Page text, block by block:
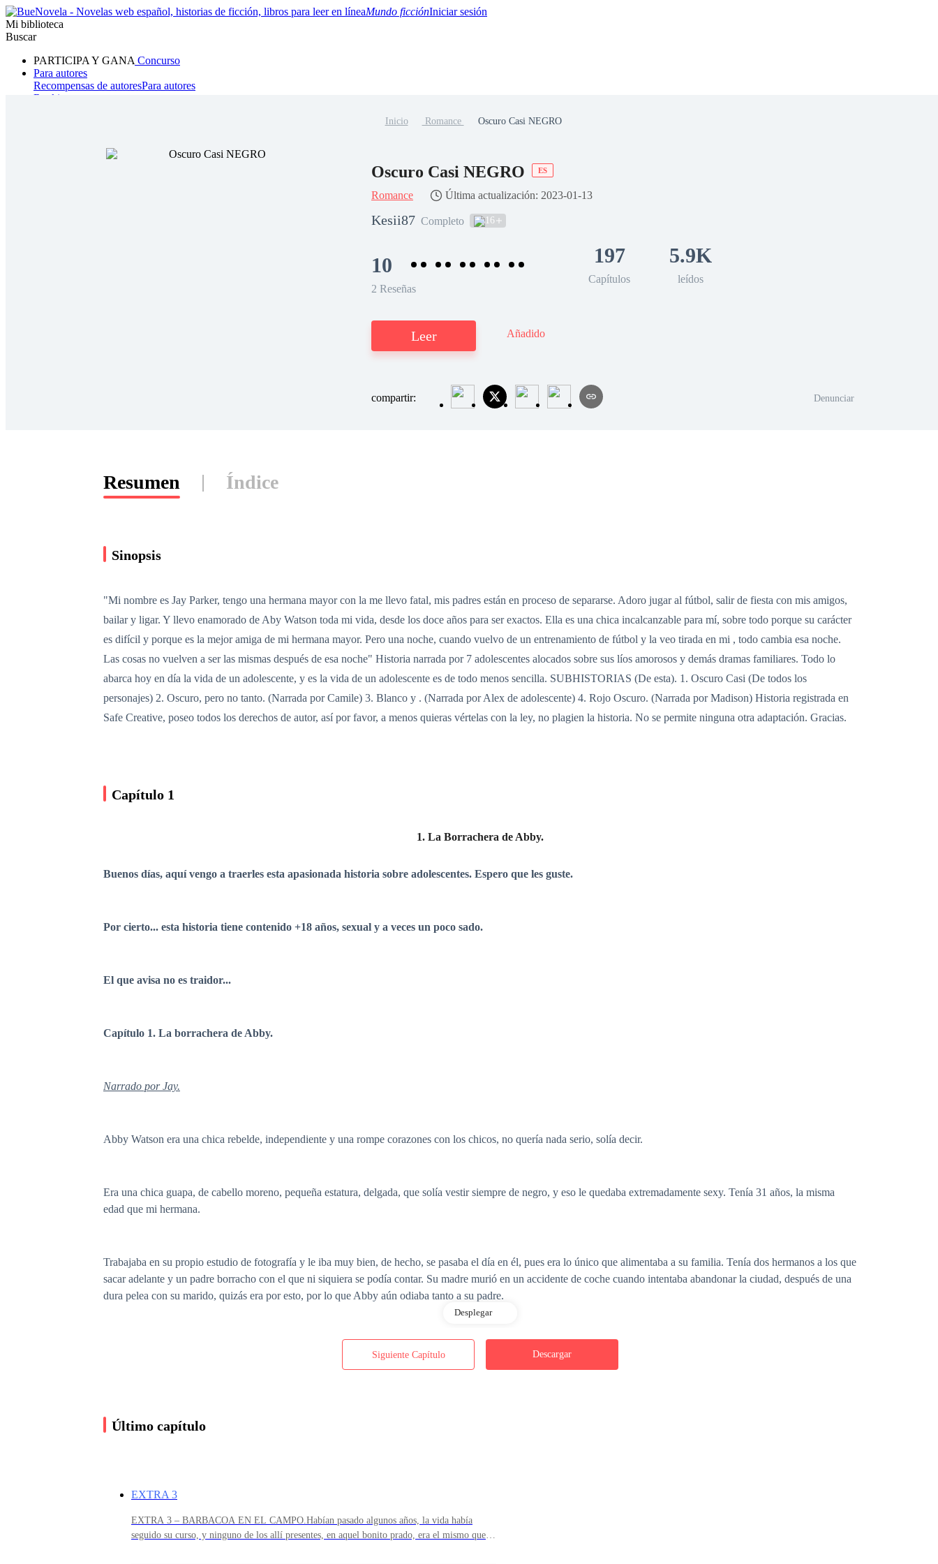
Mundo ficciónIniciar sesión
Mi biblioteca
Buscar
PARTICIPA Y GANA Concurso
Para autores
Recompensas de autoresPara autores
Ranking
Hombre lobo Mafia Sistema FantasíaUrbano
Inicio Romance Oscuro Casi NEGRO
Oscuro Casi NEGRO ES
Romance Última actualización: 2023-01-13
Kesii87 Completo 16
10
2 Reseñas
197
Capítulos
5.9K
leídos
Leer Añadido
compartir: Denunciar
Resumen Índice
Sinopsis
"Mi nombre es Jay Parker, tengo una hermana mayor con la me llevo fatal, mis padres están en proceso de separarse. Adoro jugar al fútbol, salir de fiesta con mis amigos,
bailar y ligar. Y llevo enamorado de Aby Watson toda mi vida, desde los doce años para ser exactos. Ella es una chica incalcanzable para mí, sobre todo porque su carácter
es difícil y porque es la mejor amiga de mi hermana mayor. Pero una noche, cuando vuelvo de un entrenamiento de fútbol y la veo tirada en mi , todo cambia esa noche.
Las cosas no vuelven a ser las mismas después de esa noche" Historia narrada por 7 adolescentes alocados sobre sus líos amorosos y demás dramas familiares. Todo lo
abarca hoy en día la vida de un adolescente, y es la vida de un adolescente es de todo menos sencilla. SUBHISTORIAS (De esta). 1. Oscuro Casi (De todos los
personajes) 2. Oscuro, pero no tanto. (Narrada por Camile) 3. Blanco y . (Narrada por Alex de adolescente) 4. Rojo Oscuro. (Narrada por Madison) Historia registrada en
Safe Creative, poseo todos los derechos de autor, así por favor, a menos quieras vértelas con la ley, no plagien la historia. No se permite ninguna otra adaptación. Gracias.
Capítulo 1
1. La Borrachera de Abby.
Buenos días, aquí vengo a traerles esta apasionada historia sobre adolescentes. Espero que les guste.
Por cierto... esta historia tiene contenido +18 años, sexual y a veces un poco sado.
El que avisa no es traidor...
Capítulo 1. La borrachera de Abby.
Narrado por Jay.
Abby Watson era una chica rebelde, independiente y una rompe corazones con los chicos, no quería nada serio, solía decir.
Era una chica guapa, de cabello moreno, pequeña estatura, delgada, que solía vestir siempre de negro, y eso le quedaba extremadamente sexy. Tenía 31 años, la misma
edad que mi hermana.
Trabajaba en su propio estudio de fotografía y le iba muy bien, de hecho, se pasaba el día en él, pues era lo único que alimentaba a su familia. Tenía dos hermanos a los que
sacar adelante y un padre borracho con el que ni siquiera se podía contar. Su madre murió en un accidente de coche cuando intentaba abandonar la ciudad, después de una
dura pelea con su marido, quizás era por esto, por lo que Abby aún odiaba tanto a su padre.
Ella me gusta desde hace mucho, creo que empezó a gustarme cuando volví de las vacaciones de verano en casa de mis tíos y la vi allí, en la piscina de mi casa, tomando el
Mi hermana y ella eran muy amigas, por eso siempre me mantuve al margen, era obvio que ella nunca se fijaría en el hermano pequeño de su mejor amiga. Siempre me
trataba como justo eso, era el hermano pequeño de su amiga, tan sólo era un niño. Pero lo cierto es que en aquel momento ya no eran tan niño, tenía veintitrés años,
cualquier otra que hubiese conocido con anterioridad. Para empezar, vestía de forma extravagante, y algo heavy, le encantaba vestir de negro, pero a la vez sexy. Tenía una
forma de ser demasiado complicada, eso lo sabía bien.
Desplegar
Siguiente Capítulo Descargar
Último capítulo
EXTRA 3
EXTRA 3 – BARBACOA EN EL CAMPO.Habían pasado algunos años, la vida había
seguido su curso, y ninguno de los allí presentes, en aquel bonito prado, era el mismo que